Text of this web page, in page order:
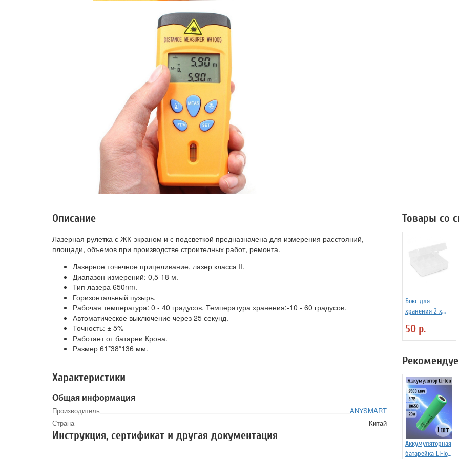
Описание
Лазерная рулетка с ЖК-экраном и с подсветкой предназначена для измерения расстояний,
площади, объемов при производстве строителных работ, ремонта.
Лазерное точечное прицеливание, лазер класса II.
Диапазон измерений: 0,5-18 м.
Тип лазера 650nm.
Горизонтальный пузырь.
Рабочая температура: 0 - 40 градусов. Температура хранения:-10 - 60 градусов.
Автоматическое выключение через 25 секунд.
Точность: ± 5%
Работает от батареи Крона.
Размер 61*38*136 мм.
Характеристики
Общая информация
Производитель
ANYSMART
Страна
Китай
Инструкция, сертификат и другая документация
Товары со
Бокс для
хранения 2-х
26650
50 р.
Аккумуляторная
батарейка Li-Ion